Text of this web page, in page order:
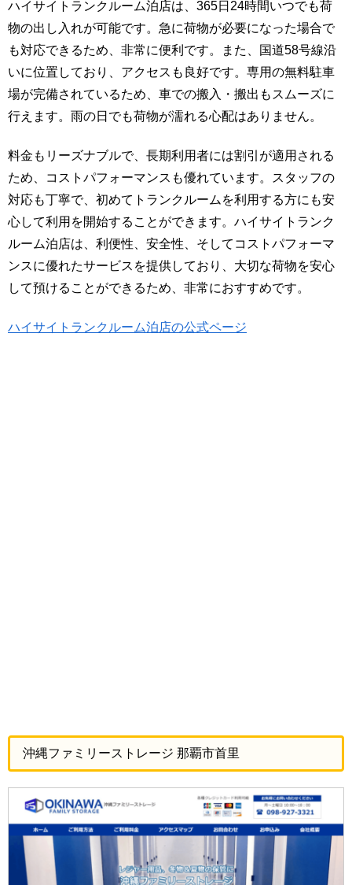
ハイサイトランクルーム泊店は、365日24時間いつでも荷
物の出し入れが可能です。急に荷物が必要になった場合で
も対応できるため、非常に便利です。また、国道58号線沿
いに位置しており、アクセスも良好です。専用の無料駐車
場が完備されているため、車での搬入・搬出もスムーズに
行えます。雨の日でも荷物が濡れる心配はありません。
料金もリーズナブルで、長期利用者には割引が適用される
ため、コストパフォーマンスも優れています。スタッフの
対応も丁寧で、初めてトランクルームを利用する方にも安
心して利用を開始することができます。ハイサイトランク
ルーム泊店は、利便性、安全性、そしてコストパフォーマ
ンスに優れたサービスを提供しており、大切な荷物を安心
して預けることができるため、非常におすすめです。
ハイサイトランクルーム泊店の公式ページ
沖縄ファミリーストレージ 那覇市首里